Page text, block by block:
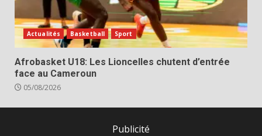
Actualités Basketball Sport
Afrobasket U18: Les Lioncelles chutent d’entrée
face au Cameroun
05/08/2026
Publicité